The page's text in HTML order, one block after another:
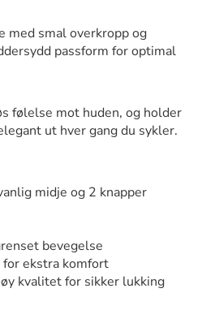
med smal overkropp og
passform for optimal
følelse mot huden, og holder
ut hver gang du sykler.
midje og 2 knapper
bevegelse
ekstra komfort
kvalitet for sikker lukking